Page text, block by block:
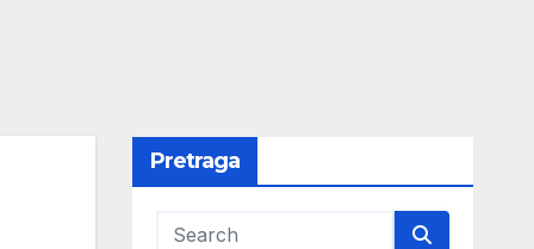
Pretraga